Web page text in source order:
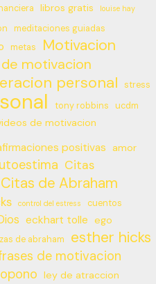
libros gratis louise hay
meditaciones guiadas
metas Motivacion
motivacion
personal stress
tony robbins
ucdm
de motivacion
positivas
amor
Citas
Citas de Abraham
control del estress cuentos
eckhart tolle ego
de abraham esther hicks
de motivacion
ley de atraccion